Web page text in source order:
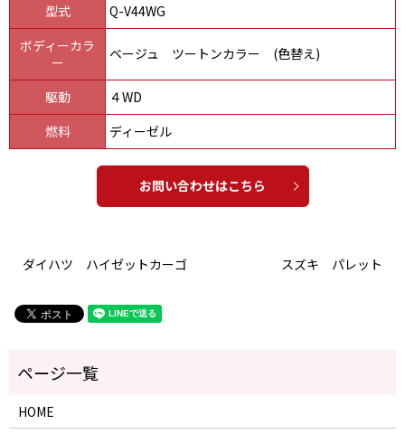
型式
Q-V44WG
ボディーカラ
ー
ベージュ ツートンカラー (色替え)
駆動
４WD
燃料
ディーゼル
お問い合わせはこちら
ダイハツ ハイゼットカーゴ スズキ パレット
HOME